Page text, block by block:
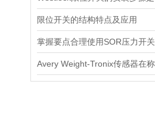
限位开关的结构特点及应用
掌握要点合理使用SOR压力开关